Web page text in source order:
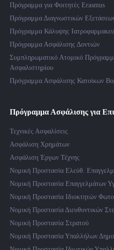
Πρόγραμμα για Φοιτητές Erasmus
Πρόγραμμα Διαγνωστικών
Πρόγραμμα Κάλυψης
Πρόγραμμα Ασφάλισης Δοντιών
Συμπληρωματικό Ατομικό
Ασφαλιστηρίου
Πρόγραμμα Ασφάλισης Κατοίκων
Πρόγραμμα Ασφάλισης για
Τεχνικές Ασφαλίσεις
Ασφάλιση Χρημάτων
Ασφάλιση Έργων Τέχνης
Νομική Προστασία Ελεύθ.
Νομική Προστασία Επαγγελμάτων
Νομική Προστασία Ιδιοκτητών
Νομική Προστασία Διευθυντικών
Νομική Προστασία Στρατού
Νομική Προστασία Υπαλλήλων